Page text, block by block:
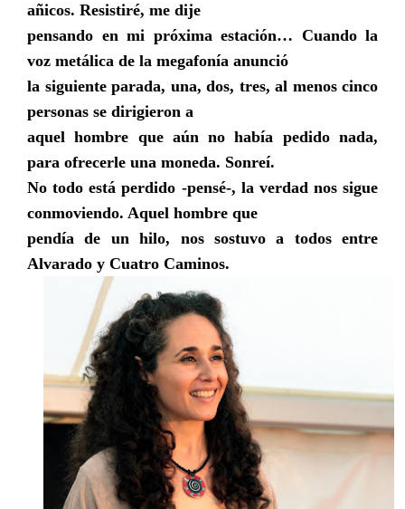
añicos. Resistiré, me dije
pensando en mi próxima estación… Cuando la
voz metálica de la megafonía anunció
la siguiente parada, una, dos, tres, al menos cinco
personas se dirigieron a
aquel hombre que aún no había pedido nada,
para ofrecerle una moneda. Sonreí.
No todo está perdido -pensé-, la verdad nos sigue
conmoviendo. Aquel hombre que
pendía de un hilo, nos sostuvo a todos entre
Alvarado y Cuatro Caminos.